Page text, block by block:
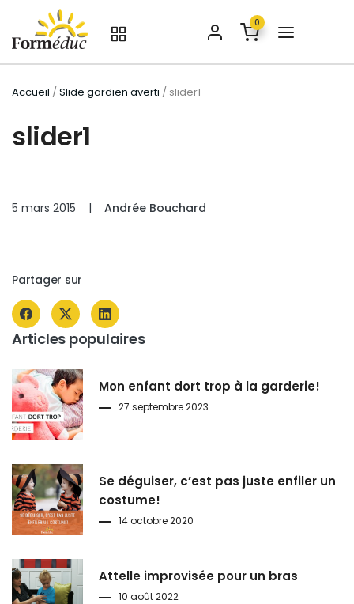
0
Accueil /Slide gardien averti / slider1
slider1
5 mars 2015 | Andrée Bouchard
Partager sur
Articles populaires
Mon enfant dort trop à la garderie!
27 septembre 2023
Se déguiser, c’est pas juste enfiler un
costume!
14 octobre 2020
Attelle improvisée pour un bras
10 août 2022